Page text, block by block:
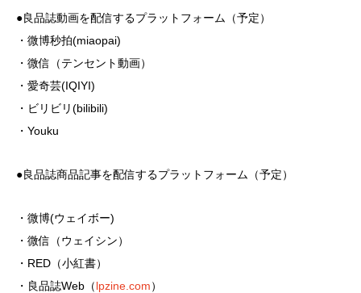
●良品誌動画を配信するプラットフォーム（予定）
・微博秒拍(miaopai)
・微信（テンセント動画）
・愛奇芸(IQIYI)
・ビリビリ(bilibili)
・Youku
●良品誌商品記事を配信するプラットフォーム（予定）
・微博(ウェイボー)
・微信（ウェイシン）
・RED（小紅書）
・良品誌Web（lpzine.com）